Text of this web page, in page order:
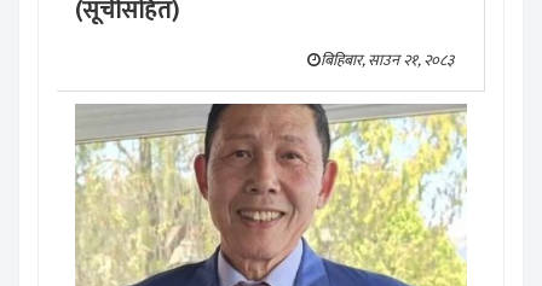
(सूचीसहित)
बिहिबार, साउन २१, २०८३